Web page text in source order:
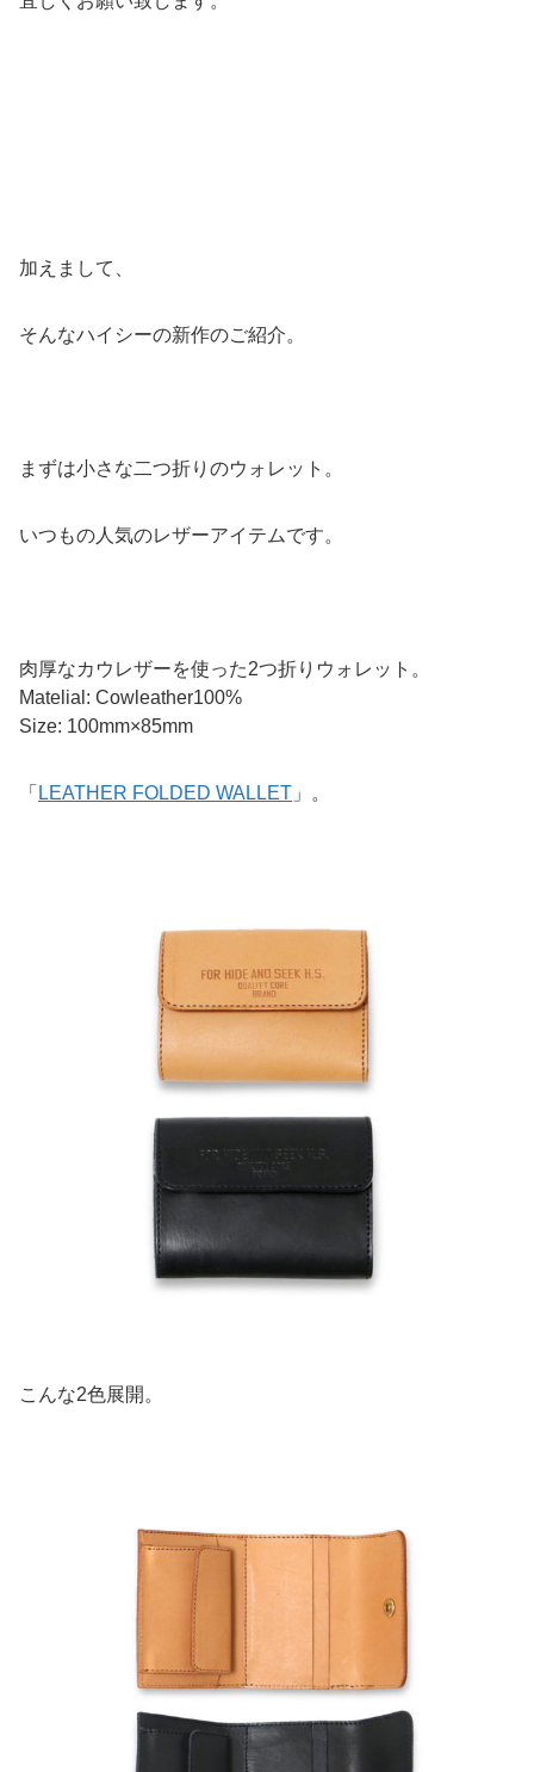
加えまして、
そんなハイシーの新作のご紹介。
まずは小さな二つ折りのウォレット。
いつもの人気のレザーアイテムです。
肉厚なカウレザーを使った2つ折りウォレット。
Matelial: Cowleather100%
Size: 100mm×85mm
「 LEATHER FOLDED WALLET 」。
こんな2色展開。